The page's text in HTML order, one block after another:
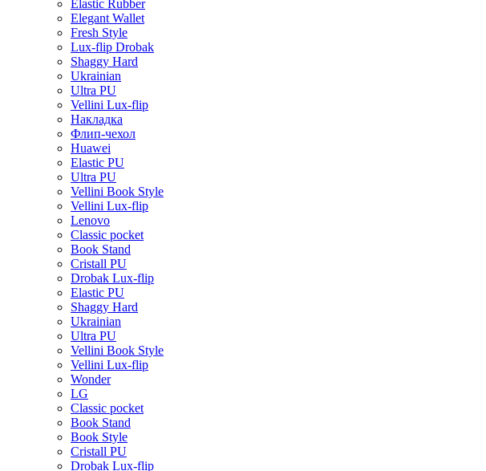
Elastic Rubber
Elegant Wallet
Fresh Style
Lux-flip Drobak
Shaggy Hard
Ukrainian
Ultra PU
Vellini Lux-flip
Накладка
Флип-чехол
Huawei
Elastic PU
Ultra PU
Vellini Book Style
Vellini Lux-flip
Lenovo
Classic pocket
Book Stand
Cristall PU
Drobak Lux-flip
Elastic PU
Shaggy Hard
Ukrainian
Ultra PU
Vellini Book Style
Vellini Lux-flip
Wonder
LG
Classic pocket
Book Stand
Book Style
Cristall PU
Drobak Lux-flip